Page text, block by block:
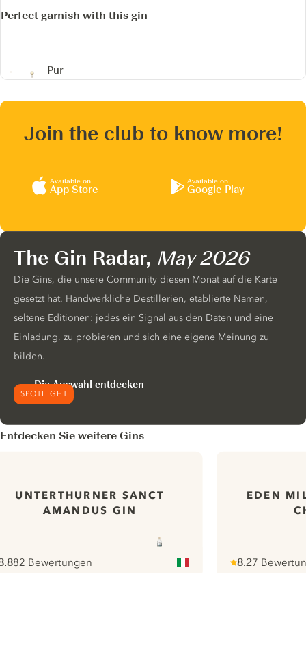
Perfect garnish with this gin
Pur
Join the club to know more!
Available on
App Store
Available on
Google Play
SPOTLIGHT
The Gin Radar, May 2026
Die Gins, die unsere Community diesen Monat auf die Karte
gesetzt hat. Handwerkliche Destillerien, etablierte Namen,
seltene Editionen: jedes ein Signal aus den Daten und eine
Einladung, zu probieren und sich eine eigene Meinung zu
bilden.
Die Auswahl entdecken
Entdecken Sie weitere Gins
UNTERTHURNER SANCT
AMANDUS GIN
82 Bewertungen
EDEN
8.27